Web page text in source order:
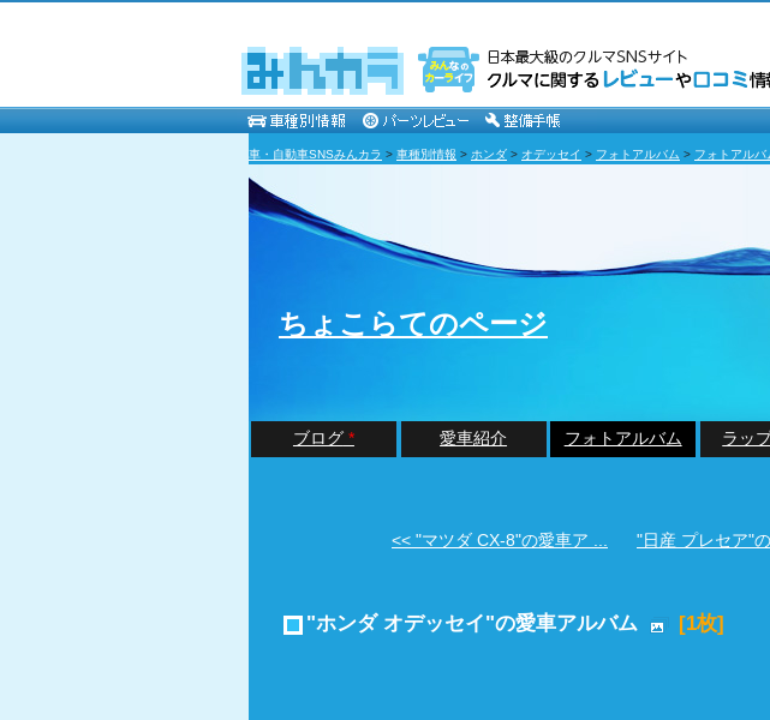
車・自動車SNSみんカラ > 車種別情報 > ホンダ > オデッセイ > フォトアルバム > フォトアルバ
ちょこらてのページ
ブログ* 愛車紹介 フォトアルバム ラッ
<< "マツダ CX-8"の愛車ア ... "日産 プレセア"
"ホンダ オデッセイ"の愛車アルバム [1枚]